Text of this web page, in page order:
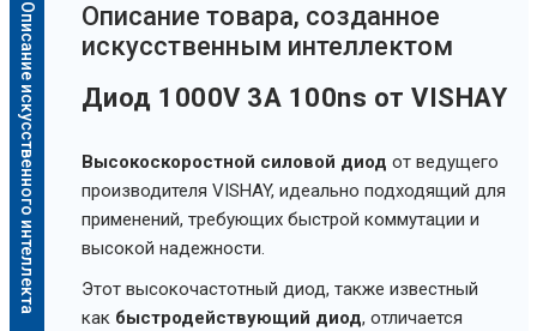
Описание искусственного интеллекта
Oписание товара, созданное
искусственным интеллектом
Диод 1000V 3A 100ns от VISHAY
Высокоскоростной силовой диод от ведущего
производителя VISHAY, идеально подходящий для
применений, требующих быстрой коммутации и
высокой надежности.
Этот высокочастотный диод, также известный
как быстродействующий диод, отличается